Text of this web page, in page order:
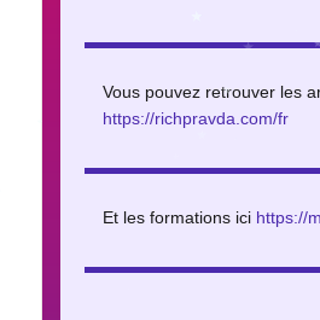
Vous pouvez retrouver les
https://richpravda.com/fr
Et les formations ici https://